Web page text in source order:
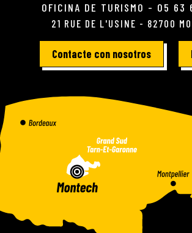
OFICINA DE TURISMO - 05 63
21 RUE DE L'USINE - 82700
Contacte con nosotros